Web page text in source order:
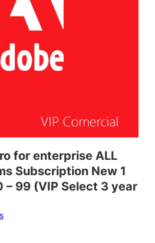
for enterprise ALL
Subscription New 1
– 99 (VIP Select 3 year